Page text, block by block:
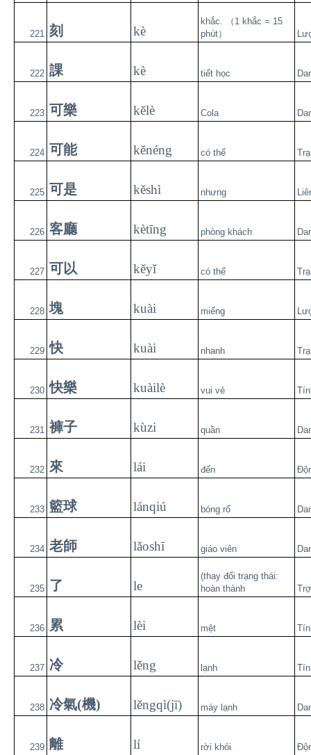
221 刻 kè
khắc. （1 khắc = 15
phút）
222 課 kè tiết học
223 可樂 kělè Cola
224 可能 kěnéng có thể
225 可是 kěshì nhưng
226 客廳 kètīng phòng khách
227 可以 kěyǐ có thể
228 塊 kuài miếng
229 快 kuài nhanh
230 快樂 kuàilè vui vẻ
231 褲子 kùzi quần
232 來 lái đến
233 籃球 lánqiú bóng rổ
234 老師 lǎoshī giáo viên
235 了 le
(thay đổi trạng thái:
hoàn thành
236 累 lèi mệt
237 冷 lěng lạnh
238 冷氣(機) lěngqì(jī) máy lạnh
239 離 lí rời khỏi